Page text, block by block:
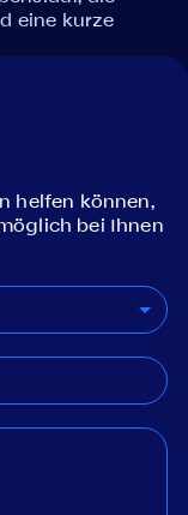
eine kurze
helfen können,
bei Ihnen